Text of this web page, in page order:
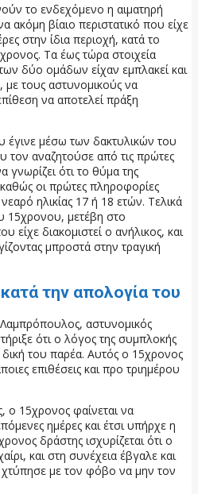
το ενδεχόμενο η αιματηρή
ακόμη βίαιο περιστατικό που είχε
στην ίδια περιοχή, κατά το
Τα έως τώρα στοιχεία
δύο ομάδων είχαν εμπλακεί και
τους αστυνομικούς να
να αποτελεί πράξη
μέσω των δακτυλικών του
αναζητούσε από τις πρώτες
γνωρίζει ότι το θύμα της
οι πρώτες πληροφορίες
ηλικίας 17 ή 18 ετών. Τελικά
15χρονου, μετέβη στο
είχε διακομιστεί ο ανήλικος, και
μπροστά στην τραγική
την απολογία του
αστυνομικός
ότι ο λόγος της συμπλοκής
του παρέα. Αυτός ο 15χρονος
επιθέσεις και προ τριημέρου
ο 15χρονος φαίνεται να
ημέρες και έτσι υπήρχε η
δράστης ισχυρίζεται ότι ο
και στη συνέχεια έβγαλε και
με τον φόβο να μην τον